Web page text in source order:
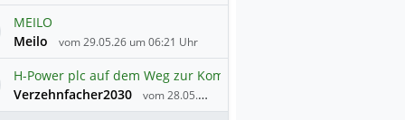
MEILO
Meilo
vom 29.05.26 um 06:21 Uhr
H-Power plc auf dem Weg zur Kommerzialisierung und
Verzehnfacher2030
vom 28.05.26 um 12:41 Uhr